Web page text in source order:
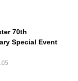
70th
Special Event